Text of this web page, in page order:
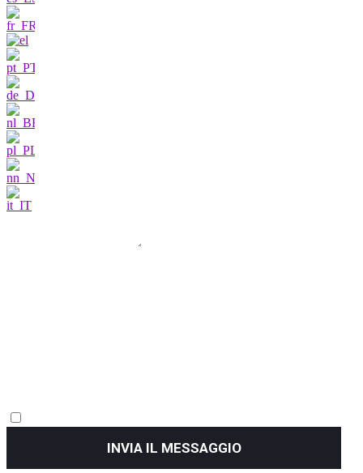
Contattateci
Sono molto
interessato
INVIA IL MESSAGGIO